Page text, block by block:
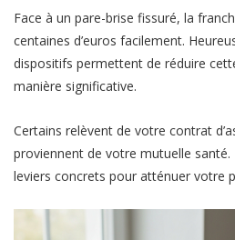
Face à un pare-brise fissuré, la
centaines d’euros facilement.
dispositifs permettent de réduire
manière significative.
Certains relèvent de votre contrat
proviennent de votre mutuelle
leviers concrets pour atténuer votre